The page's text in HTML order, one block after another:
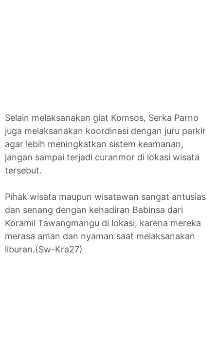
Selain melaksanakan giat Komsos, Serka Parno
juga melaksanakan koordinasi dengan juru parkir
agar lebih meningkatkan sistem keamanan,
jangan sampai terjadi curanmor di lokasi wisata
tersebut.
Pihak wisata maupun wisatawan sangat antusias
dan senang dengan kehadiran Babinsa dari
Koramil Tawangmangu di lokasi, karena mereka
merasa aman dan nyaman saat melaksanakan
liburan.(Sw-Kra27)